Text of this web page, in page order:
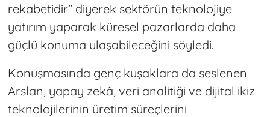
rekabetidir” diyerek sektörün teknolojiye
yatırım yaparak küresel pazarlarda daha
güçlü konuma ulaşabileceğini söyledi.
Konuşmasında genç kuşaklara da seslenen
Arslan, yapay zekâ, veri analitiği ve dijital ikiz
teknolojilerinin üretim süreçlerini